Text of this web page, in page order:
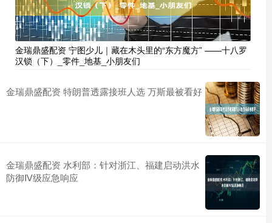
金瑞鼎盛配资 宁图少儿｜藏在木头里的“东方魔方” ——十八罗
汉锁（下）_零件_地基_小朋友们
金瑞鼎盛配资 特朗普透露接班人选 万斯最被看好
金瑞鼎盛配资 水利部：针对浙江、福建启动洪水
防御Ⅳ级应急响应